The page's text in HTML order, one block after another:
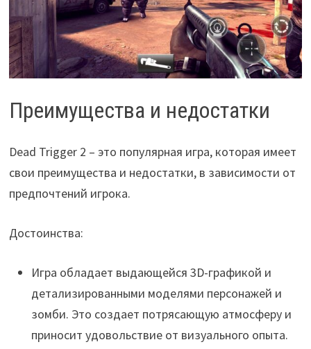
Преимущества и недостатки
Dead Trigger 2 – это популярная игра, которая имеет
свои преимущества и недостатки, в зависимости от
предпочтений игрока.
Достоинства:
Игра обладает выдающейся 3D-графикой и
детализированными моделями персонажей и
зомби. Это создает потрясающую атмосферу и
приносит удовольствие от визуального опыта.